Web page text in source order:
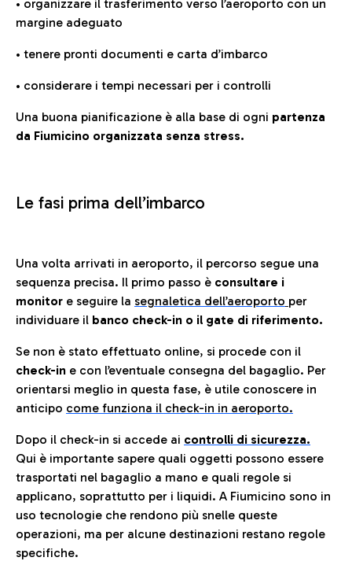
• organizzare il trasferimento verso l’aeroporto con un
margine adeguato
• tenere pronti documenti e carta d’imbarco
• considerare i tempi necessari per i controlli
Una buona pianificazione è alla base di ogni partenza
da Fiumicino organizzata senza stress.
Le fasi prima dell’imbarco
Una volta arrivati in aeroporto, il percorso segue una
sequenza precisa. Il primo passo è consultare i
monitor e seguire la segnaletica dell’aeroporto per
individuare il banco check-in o il gate di riferimento.
Se non è stato effettuato online, si procede con il
check-in e con l’eventuale consegna del bagaglio. Per
orientarsi meglio in questa fase, è utile conoscere in
anticipo come funziona il check-in in aeroporto.
Dopo il check-in si accede ai controlli di sicurezza.
Qui è importante sapere quali oggetti possono essere
trasportati nel bagaglio a mano e quali regole si
applicano, soprattutto per i liquidi. A Fiumicino sono in
uso tecnologie che rendono più snelle queste
operazioni, ma per alcune destinazioni restano regole
specifiche.